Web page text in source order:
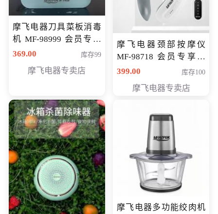
摩飞电器刀具菜板消毒
机 MF-98999 会员专享
价286元
369.00 库存99
摩飞电器专卖店
摩飞电器颈部按摩仪
MF-98718 会员专享价
299元
399.00 库存100
摩飞电器专卖店
摩飞电器多功能绞肉机